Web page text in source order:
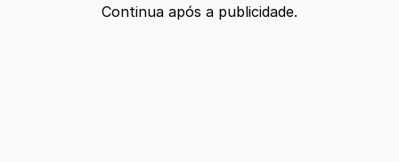
Continua após a publicidade.